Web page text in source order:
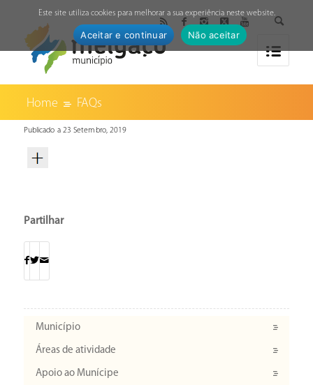
Home FAQs
Publicado a 23 Setembro, 2019
Partilhar
Município
Áreas de atividade
Apoio ao Munícipe
Este site utiliza cookies para melhorar a sua experiência neste website.
Aceitar e continuar Não aceitar